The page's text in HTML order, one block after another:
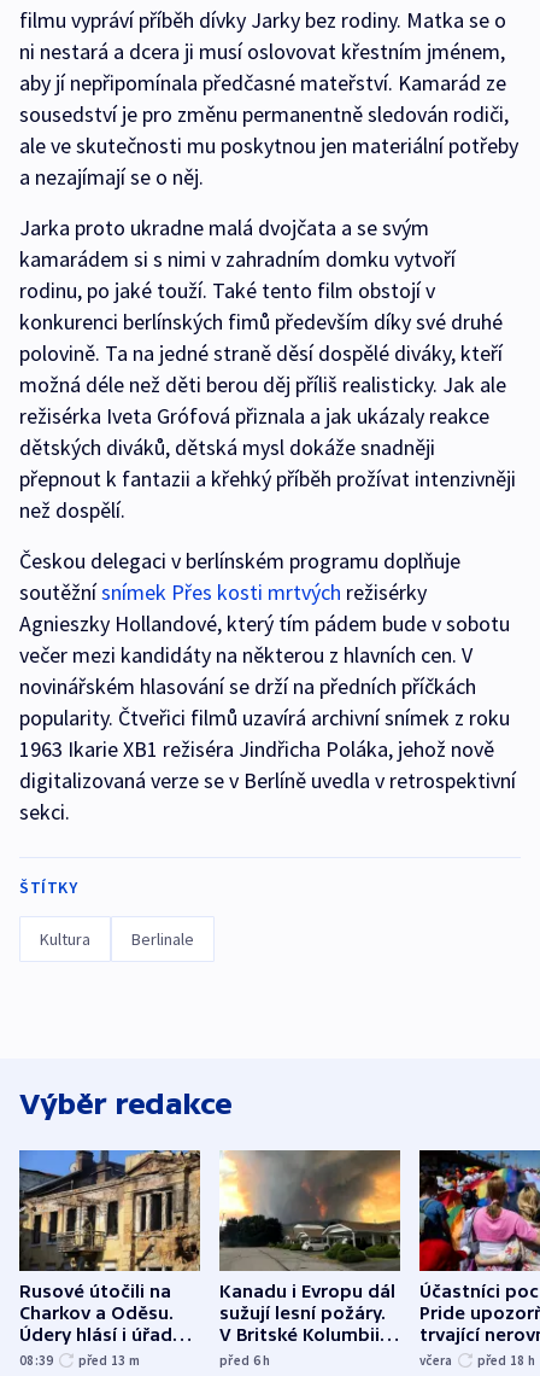
filmu vypráví příběh dívky Jarky bez rodiny. Matka se o
ni nestará a dcera ji musí oslovovat křestním jménem,
aby jí nepřipomínala předčasné mateřství. Kamarád ze
sousedství je pro změnu permanentně sledován rodiči,
ale ve skutečnosti mu poskytnou jen materiální potřeby
a nezajímají se o něj.
Jarka proto ukradne malá dvojčata a se svým
kamarádem si s nimi v zahradním domku vytvoří
rodinu, po jaké touží. Také tento film obstojí v
konkurenci berlínských fimů především díky své druhé
polovině. Ta na jedné straně děsí dospělé diváky, kteří
možná déle než děti berou děj příliš realisticky. Jak ale
režisérka Iveta Grófová přiznala a jak ukázaly reakce
dětských diváků, dětská mysl dokáže snadněji
přepnout k fantazii a křehký příběh prožívat intenzivněji
než dospělí.
Českou delegaci v berlínském programu doplňuje
soutěžnísnímek Přes kosti mrtvých režisérky
Agnieszky Hollandové, který tím pádem bude v sobotu
večer mezi kandidáty na některou z hlavních cen. V
novinářském hlasování se drží na předních příčkách
popularity. Čtveřici filmů uzavírá archivní snímek z roku
1963 Ikarie XB1 režiséra Jindřicha Poláka, jehož nově
digitalizovaná verze se v Berlíně uvedla v retrospektivní
sekci.
ŠTÍTKY
Kultura Berlinale
Výběr redakce
Rusové útočili na
Charkov a Oděsu.
Údery hlásí i úřady v
Bělgorodu
08:39 před 13 m
Kanadu i Evropu dál
sužují lesní požáry.
V Britské Kolumbii
evakuovali tisíce lidí
před 6h
Účastníci
Pride
trvající
včera před 18 h